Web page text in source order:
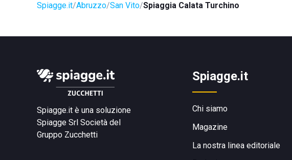
Spiagge.it Abruzzo San Vito Spiaggia Calata Turchino
Spiagge.it è una soluzione
Spiagge Srl Società del
Gruppo Zucchetti
Spiagge.it
Chi siamo
Magazine
La nostra linea editoriale